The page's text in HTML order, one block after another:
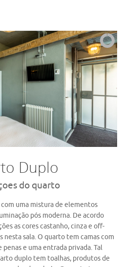
Duplo
do quarto
uma mistura de elementos
pós moderna. De acordo
as cores castanho, cinza e off-
sala. O quarto tem camas com
e uma entrada privada. Tal
duplo tem toalhas, produtos de